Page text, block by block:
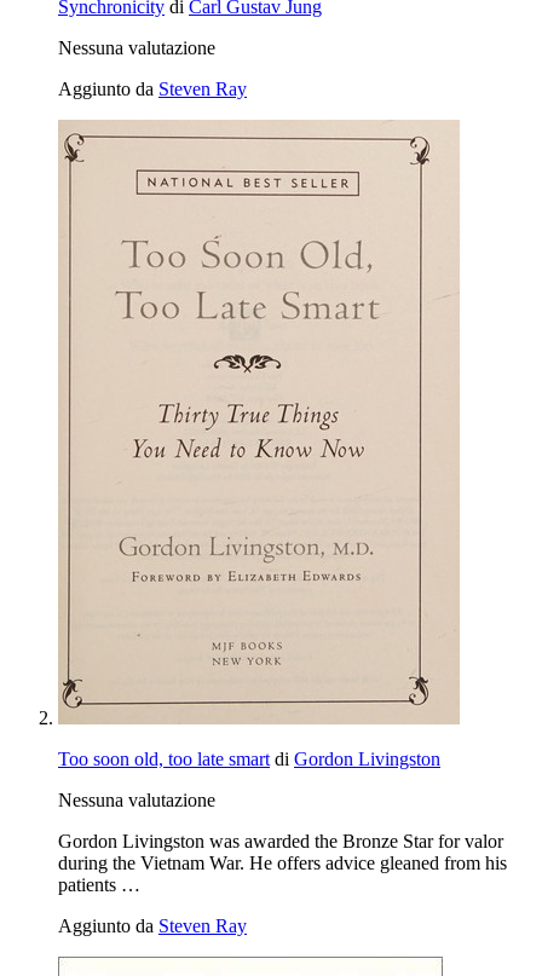
Synchronicity di Carl Gustav Jung
Nessuna valutazione
Aggiunto da Steven Ray
Too soon old, too late smart di Gordon Livingston
Nessuna valutazione
Gordon Livingston was awarded the Bronze Star for valor
during the Vietnam War. He offers advice gleaned from his
patients …
Aggiunto da Steven Ray